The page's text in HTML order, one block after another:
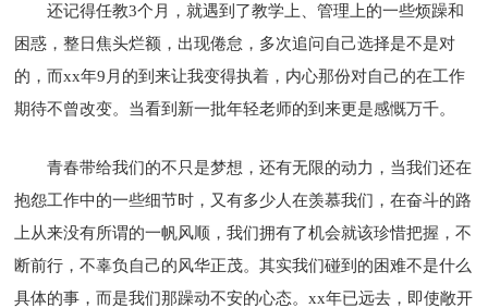
还记得任教3个月，就遇到了教学上、管理上的一些烦躁和
困惑，整日焦头烂额，出现倦怠，多次追问自己选择是不是对
的，而xx年9月的到来让我变得执着，内心那份对自己的在工作
期待不曾改变。当看到新一批年轻老师的到来更是感慨万千。
青春带给我们的不只是梦想，还有无限的动力，当我们还在
抱怨工作中的一些细节时，又有多少人在羡慕我们，在奋斗的路
上从来没有所谓的一帆风顺，我们拥有了机会就该珍惜把握，不
断前行，不辜负自己的风华正茂。其实我们碰到的困难不是什么
具体的事，而是我们那躁动不安的心态。xx年已远去，即使敞开